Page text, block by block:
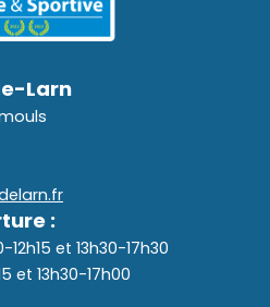
Larn
:
et 13h30-17h30
et 13h30-17h00